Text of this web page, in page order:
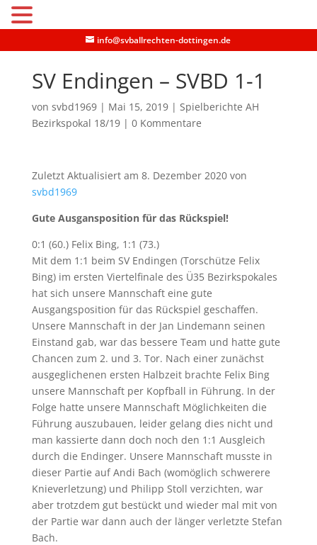
info@svballrechten-dottingen.de
SV Endingen – SVBD 1-1
von svbd1969| Mai 15, 2019| Spielberichte AH
Bezirkspokal 18/19| 0 Kommentare
Zuletzt Aktualisiert am 8. Dezember 2020 von
svbd1969
Gute Ausgansposition für das Rückspiel!
0:1 (60.) Felix Bing, 1:1 (73.)
Mit dem 1:1 beim SV Endingen (Torschütze Felix
Bing) im ersten Viertelfinale des Ü35 Bezirkspokales
hat sich unsere Mannschaft eine gute
Ausgangsposition für das Rückspiel geschaffen.
Unsere Mannschaft in der Jan Lindemann seinen
Einstand gab, war das bessere Team und hatte gute
Chancen zum 2. und 3. Tor. Nach einer zunächst
ausgeglichenen ersten Halbzeit brachte Felix Bing
unsere Mannschaft per Kopfball in Führung. In der
Folge hatte unsere Mannschaft Möglichkeiten die
Führung auszubauen, leider gelang dies nicht und
man kassierte dann doch noch den 1:1 Ausgleich
durch die Endinger. Unsere Mannschaft musste in
dieser Partie auf Andi Bach (womöglich schwerere
Knieverletzung) und Philipp Stoll verzichten, war
aber trotzdem gut bestückt und wieder mal mit von
der Partie war dann auch der länger verletzte Stefan
Bach.